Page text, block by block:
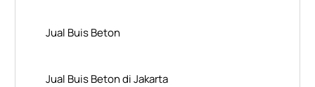
Jual Buis Beton
Jual Buis Beton di Jakarta